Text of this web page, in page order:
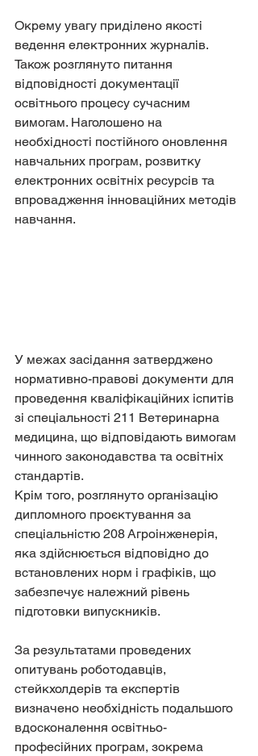
Окрему увагу приділено якості
ведення електронних журналів.
Також розглянуто питання
відповідності документації
освітнього процесу сучасним
вимогам. Наголошено на
необхідності постійного оновлення
навчальних програм, розвитку
електронних освітніх ресурсів та
впровадження інноваційних методів
навчання.
У межах засідання затверджено
нормативно-правові документи для
проведення кваліфікаційних іспитів
зі спеціальності 211 Ветеринарна
медицина, що відповідають вимогам
чинного законодавства та освітніх
стандартів.
Крім того, розглянуто організацію
дипломного проєктування за
спеціальністю 208 Агроінженерія,
яка здійснюється відповідно до
встановлених норм і графіків, що
забезпечує належний рівень
підготовки випускників.
За результатами проведених
опитувань роботодавців,
стейкхолдерів та експертів
визначено необхідність подальшого
вдосконалення освітньо-
професійних програм, зокрема